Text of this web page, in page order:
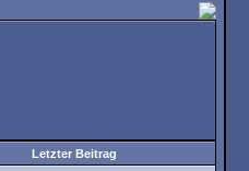
Letzter Beitrag